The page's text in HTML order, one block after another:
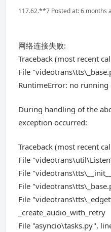
117.62.**7 Posted at: 6 months
网络连接失败:
Traceback (most recent
File
RuntimeError: no running
During handling of the
exception occurred:
Traceback (most recent
File
File
File
File
_create_audio_with_retry
File "asyncio\tasks.py",